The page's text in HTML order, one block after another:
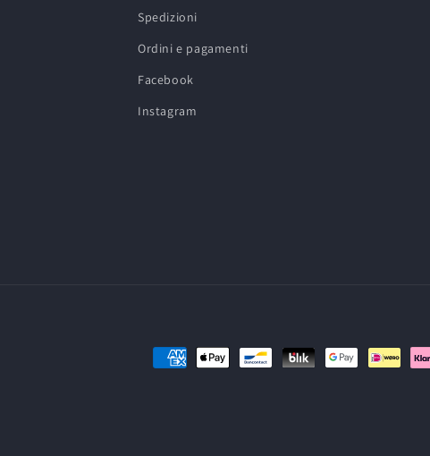
Spedizioni
Ordini e pagamenti
Facebook
Instagram
Metodi